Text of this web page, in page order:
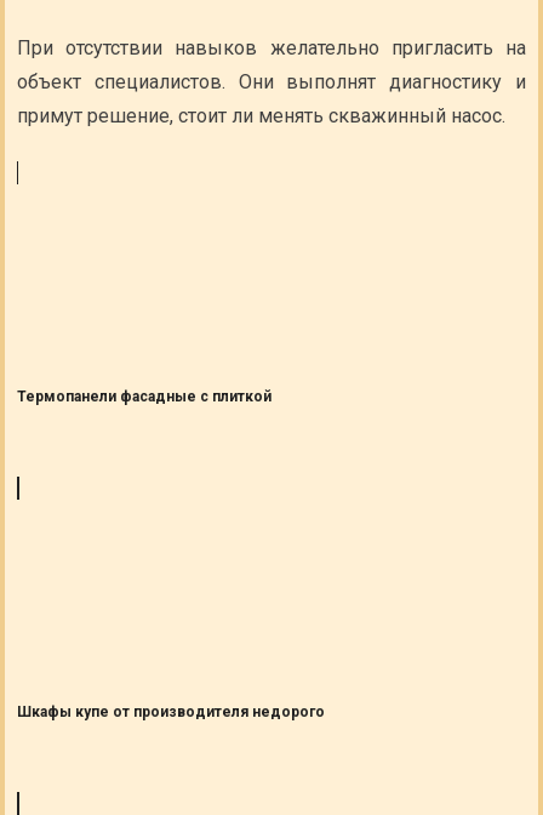
При отсутствии навыков желательно пригласить на
объект специалистов. Они выполнят диагностику и
примут решение, стоит ли менять скважинный насос.
Термопанели фасадные с плиткой
Шкафы купе от производителя недорого